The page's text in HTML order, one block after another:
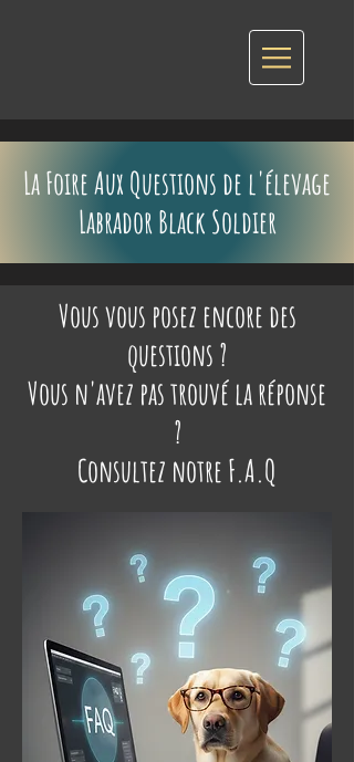
La Foire Aux Questions de l'élevage
Labrador Black Soldier
Vous vous posez encore des
questions ?
Vous n'avez pas trouvé la réponse
?
Consultez notre F.A.Q